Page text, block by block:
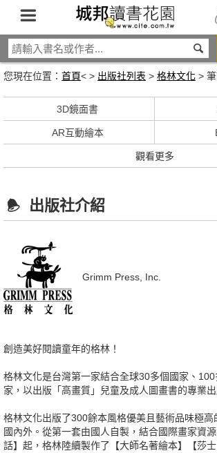
您現在位置： 首頁< > 出版社列表 > 格林文化 >
3D鏡面書
AR互動繪本
觀看更多
出版社介紹
Grimm Press, Inc.
創造美好閱讀童年的格林 ！
格林文化是台灣第一家結合全球30多個國家、
家，以出版「高畫質」兒童及成人圖畫書的專業出
格林文化出版了300餘本風格優美且藝術品味極
國內外。從第一套由國人自製，結合國際畫家資
話】起，格林陸續製作了【大師名著繪本】【莎